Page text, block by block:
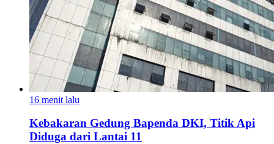
16 menit lalu
Kebakaran Gedung Bapenda DKI, Titik Api
Diduga dari Lantai 11